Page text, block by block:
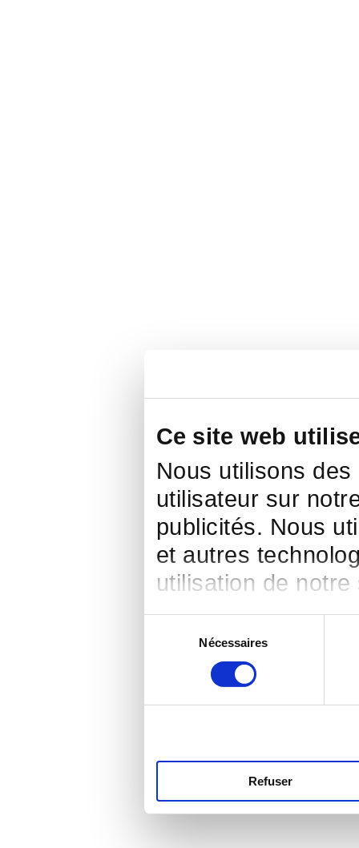
Ce site web
Nous utilisons
utilisateur sur
publicités. Nous
et autres
utilisation de notre
consentement
Nécessaires
Refuser